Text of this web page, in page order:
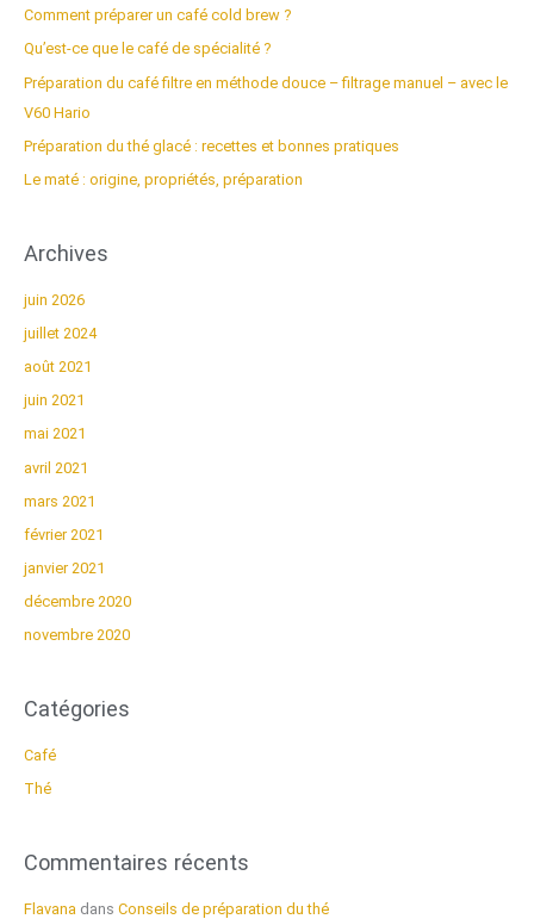
e
r
Comment préparer un café cold brew ?
Qu’est-ce que le café de spécialité ?
Préparation du café filtre en méthode douce – filtrage manuel – avec le
V60 Hario
Préparation du thé glacé : recettes et bonnes pratiques
Le maté : origine, propriétés, préparation
Archives
juin 2026
juillet 2024
août 2021
juin 2021
mai 2021
avril 2021
mars 2021
février 2021
janvier 2021
décembre 2020
novembre 2020
Catégories
Café
Thé
Commentaires récents
Flavana dans Conseils de préparation du thé